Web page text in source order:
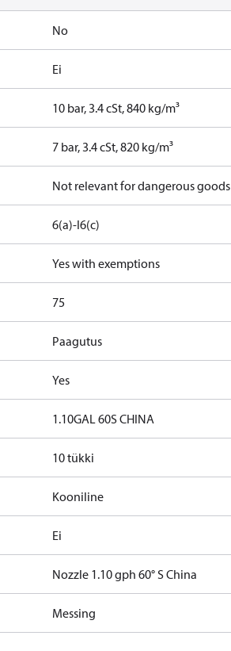
No
Ei
10 bar, 3.4 cSt, 840 kg/m³
7 bar, 3.4 cSt, 820 kg/m³
Not relevant for dangerous goods
6(a)-I6(c)
Yes with exemptions
75
Paagutus
Yes
1.10GAL 60S CHINA
10 tükki
Kooniline
Ei
Nozzle 1.10 gph 60° S China
Messing